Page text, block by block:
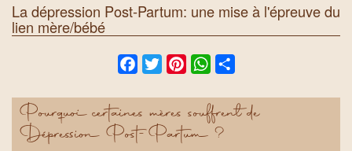
La dépression Post-Partum: une mise à l'épreuve du
lien mère/bébé
Facebook
TwitterPinterestWhatsApp
Share
Pourquoi certaines mères souffrent de
Dépression Post-Partum ?